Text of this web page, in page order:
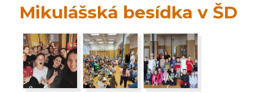
Mikulášská besídka v ŠD